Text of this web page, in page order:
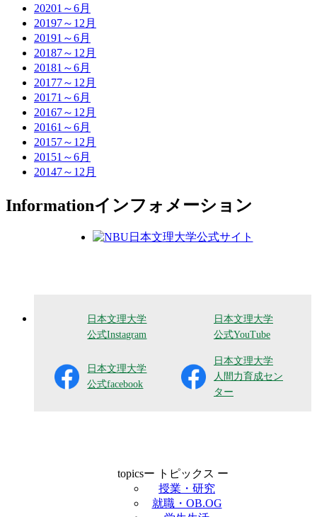
20201～6月
20197～12月
20191～6月
20187～12月
20181～6月
20177～12月
20171～6月
20167～12月
20161～6月
20157～12月
20151～6月
20147～12月
Informationインフォメーション
日本文理大学
公式Instagram
日本文理大学
公式YouTube
日本文理大学
公式facebook
日本文理大学
人間力育成セン
ター
topicsー トピックス ー
授業・研究
就職・OB.OG